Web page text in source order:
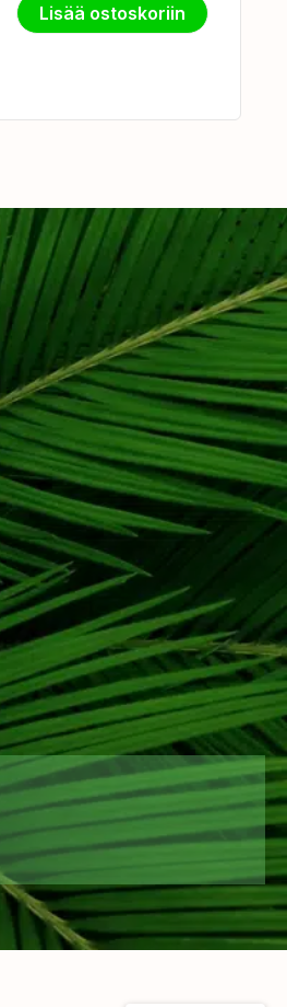
Lisää ostoskoriin